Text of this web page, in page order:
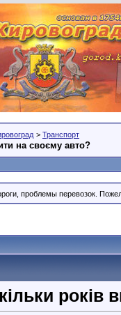
> Транспорт
на своєму авто?
проблемы перевозок.
років